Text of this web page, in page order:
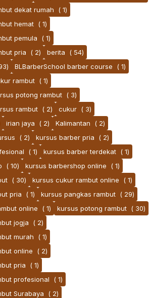
dekat rumah
( 1)
hemat ( 1)
pemula
( 1)
pria
( 2) berita
( 54)
BLBarberSchool barber course
( 1)
rambut ( 1)
potong rambut ( 3)
rambut ( 2) cukur ( 3)
irian jaya ( 2) Kalimantan
( 2)
( 2) kursus barber pria
( 2)
( 1) kursus barber terdekat ( 1)
( 10) kursus barbershop online
( 1)
( 30) kursus cukur rambut online
( 1)
pria
( 1) kursus pangkas rambut ( 29)
online
( 1) kursus potong rambut ( 30)
jogja
( 2)
murah
( 1)
online
( 2)
pria
( 1)
profesional
( 1)
Surabaya
( 2)